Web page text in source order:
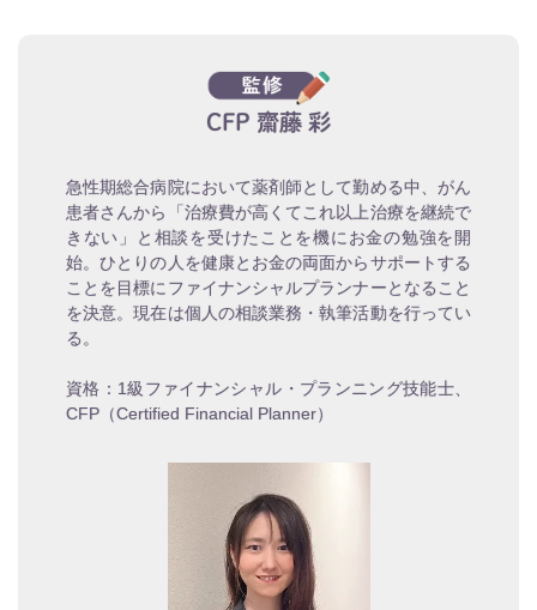
CFP 齋藤 彩
急性期総合病院において薬剤師として勤める中、がん
患者さんから「治療費が高くてこれ以上治療を継続で
きない」と相談を受けたことを機にお金の勉強を開
始。ひとりの人を健康とお金の両面からサポートする
ことを目標にファイナンシャルプランナーとなること
を決意。現在は個人の相談業務・執筆活動を行ってい
る。
資格：1級ファイナンシャル・プランニング技能士、
CFP（Certified Financial Planner）